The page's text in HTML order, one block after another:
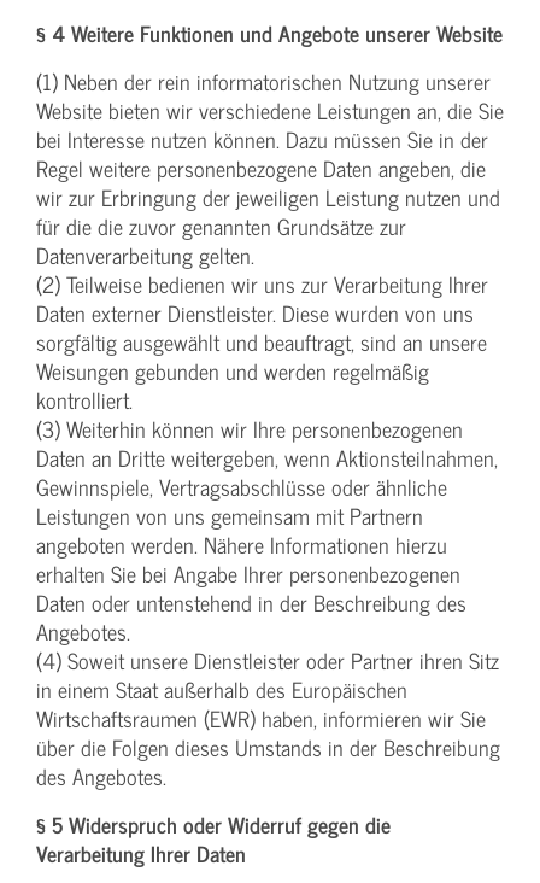
§ 4 Weitere Funktionen und Angebote unserer Website
(1) Neben der rein informatorischen Nutzung unserer
Website bieten wir verschiedene Leistungen an, die Sie
bei Interesse nutzen können. Dazu müssen Sie in der
Regel weitere personenbezogene Daten angeben, die
wir zur Erbringung der jeweiligen Leistung nutzen und
für die die zuvor genannten Grundsätze zur
Datenverarbeitung gelten.
(2) Teilweise bedienen wir uns zur Verarbeitung Ihrer
Daten externer Dienstleister. Diese wurden von uns
sorgfältig ausgewählt und beauftragt, sind an unsere
Weisungen gebunden und werden regelmäßig
kontrolliert.
(3) Weiterhin können wir Ihre personenbezogenen
Daten an Dritte weitergeben, wenn Aktionsteilnahmen,
Gewinnspiele, Vertragsabschlüsse oder ähnliche
Leistungen von uns gemeinsam mit Partnern
angeboten werden. Nähere Informationen hierzu
erhalten Sie bei Angabe Ihrer personenbezogenen
Daten oder untenstehend in der Beschreibung des
Angebotes.
(4) Soweit unsere Dienstleister oder Partner ihren Sitz
in einem Staat außerhalb des Europäischen
Wirtschaftsraumen (EWR) haben, informieren wir Sie
über die Folgen dieses Umstands in der Beschreibung
des Angebotes.
§ 5 Widerspruch oder Widerruf gegen die
Verarbeitung Ihrer Daten